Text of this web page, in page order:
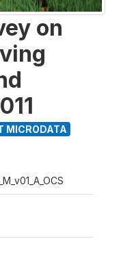
on
MICRODATA